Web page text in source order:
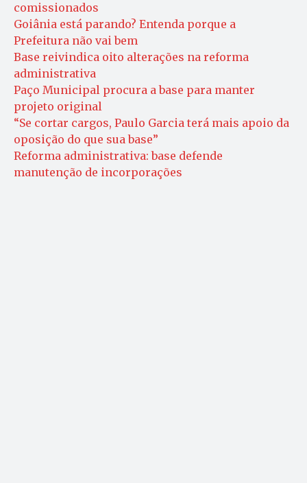
comissionados
Goiânia está parando? Entenda porque a
Prefeitura não vai bem
Base reivindica oito alterações na reforma
administrativa
Paço Municipal procura a base para manter
projeto original
“Se cortar cargos, Paulo Garcia terá mais apoio da
oposição do que sua base”
Reforma administrativa: base defende
manutenção de incorporações